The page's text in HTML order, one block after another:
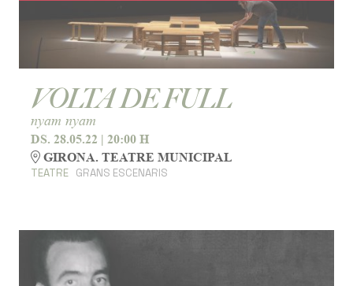
VOLTA DE FULL
nyam nyam
DS. 28.05.22 | 20:00 H
GIRONA. TEATRE MUNICIPAL
TEATRE GRANS ESCENARIS